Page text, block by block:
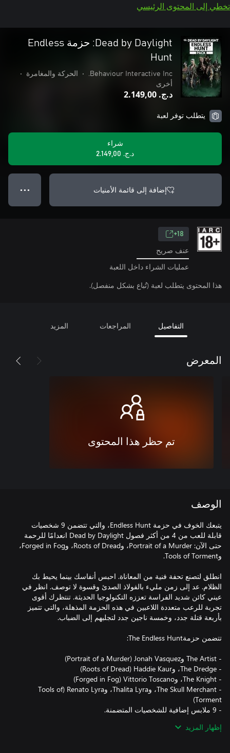
تخطي إلى المحتوى الرئيسي
Dead by Daylight: حزمة Endless
Hunt
Behaviour Interactive Inc.
• الحركة والمغامرة
•
أخرى
د.ج.‏ 2.149,00
يتطلب توفر لعبة
شراء
د.ج.‏ 2.149,00
إضافة إلى قائمة الأمنيات ● ● ●
18+
عنف صريح
عمليات الشراء داخل اللعبة
هذا المحتوى يتطلب لعبة (تُباع بشكل منفصل).
التفاصيل المراجعات المزيد
المعرض
تم حظر هذا المحتوى
الوصف
يتبعك الخوف في حزمة Endless Hunt، والتي تتضمن 9 شخصيات
قابلة للعب من 4 من أكثر فصول Dead by Daylight انعدامًا للرحمة
حتى الآن: Portrait of a Murder، وRoots of Dread، وForged in Fog،
انطلق لتصنع تحفة فنية من المعاناة. احبس أنفاسك بينما يحيط بك
الظلام. عد إلى زمن مليء بالفولاذ الصدئ وقسوة لا توصف. انظر في
عيني كائن شديد الفراسة تعززه التكنولوجيا الحديثة. تنتظرك أقوى
تجربة للرعب متعددة اللاعبين في هذه الحزمة المذهلة، والتي تتميز
‏- The Skull Merchant، وThalita Lyra، وRenato Lyra‏ (Tools of
إظهار المزيد